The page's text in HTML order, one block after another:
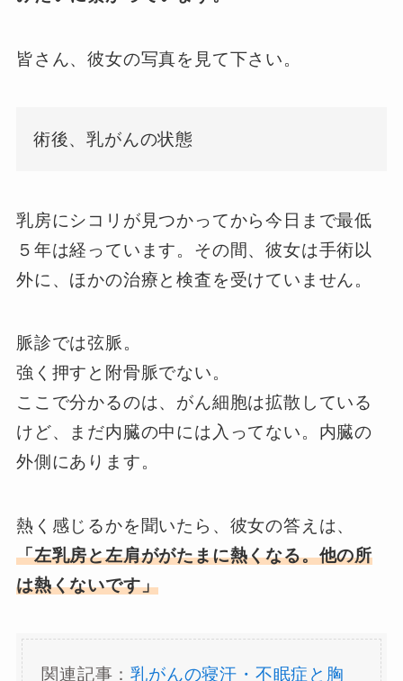
皆さん、彼女の写真を見て下さい。
術後、乳がんの状態
乳房にシコリが見つかってから今日まで最低
５年は経っています。その間、彼女は手術以
外に、ほかの治療と検査を受けていません。
脈診では弦脈。
強く押すと附骨脈でない。
ここで分かるのは、がん細胞は拡散している
けど、まだ内臓の中には入ってない。内臓の
外側にあります。
熱く感じるかを聞いたら、彼女の答えは、
「左乳房と左肩ががたまに熱くなる。他の所
は熱くないです」
関連記事：乳がんの寝汗・不眠症と胸